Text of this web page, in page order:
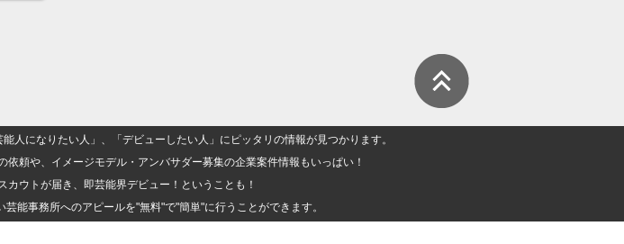
人になりたい人」、「デビューしたい人」にピッタリの情報が見つかります。
頼や、イメージモデル・アンバサダー募集の企業案件情報もいっぱい！
ウトが届き、即芸能界デビュー！ということも！
能事務所へのアピールを"無料"で"簡単"に行うことができます。